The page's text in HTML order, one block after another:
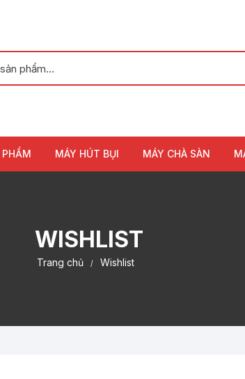
MÁY HÚT BỤI MÁY CHÀ SÀN
WISHLIST
Trang chủ Wishlist